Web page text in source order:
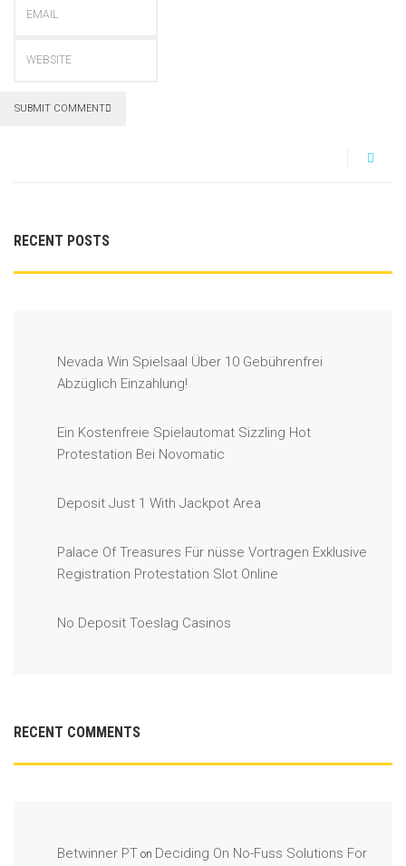
SUBMIT COMMENT
RECENT POSTS
Nevada Win Spielsaal Über 10 Gebührenfrei
Abzüglich Einzahlung!
Ein Kostenfreie Spielautomat Sizzling Hot
Protestation Bei Novomatic
Deposit Just 1 With Jackpot Area
Palace Of Treasures Für nüsse Vortragen Exklusive
Registration Protestation Slot Online
No Deposit Toeslag Casinos
RECENT COMMENTS
Betwinner PT on Deciding On No-Fuss Solutions For